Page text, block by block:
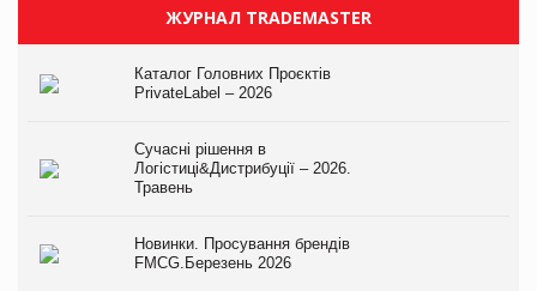
ЖУРНАЛ TRADEMASTER
Каталог Головних Проєктів
PrivateLabel – 2026
Сучасні рішення в
Логістиці&Дистрибуції – 2026.
Травень
Новинки. Просування брендів
FMCG.Березень 2026